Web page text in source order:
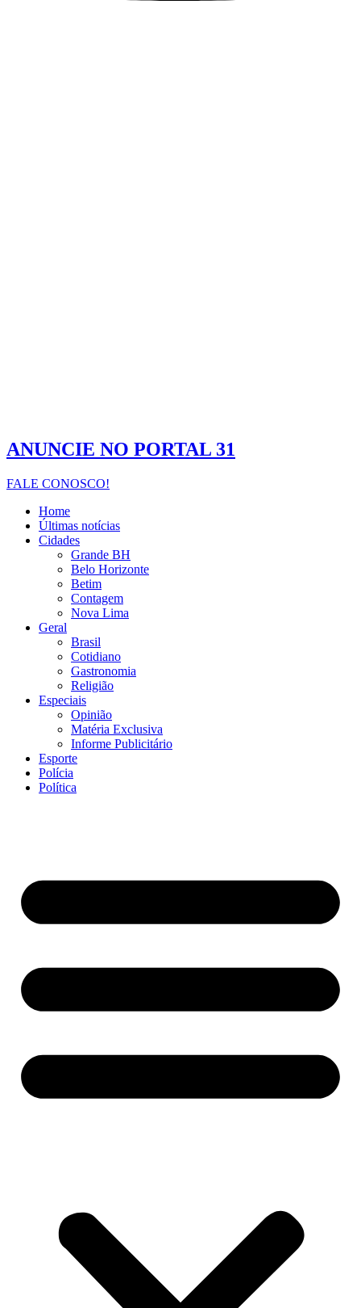
ANUNCIE NO PORTAL 31
FALE CONOSCO!
Home
Últimas notícias
Cidades
Grande BH
Belo Horizonte
Betim
Contagem
Nova Lima
Geral
Brasil
Cotidiano
Gastronomia
Religião
Especiais
Opinião
Matéria Exclusiva
Informe Publicitário
Esporte
Polícia
Política